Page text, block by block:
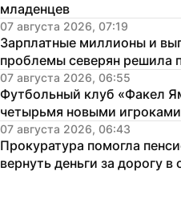
младенцев
07 августа 2026, 07:19
Зарплатные миллионы и
проблемы северян решила
07 августа 2026, 06:55
Футбольный клуб «Факел
четырьмя новыми игроками
07 августа 2026, 06:43
Прокуратура помогла
вернуть деньги за дорогу в